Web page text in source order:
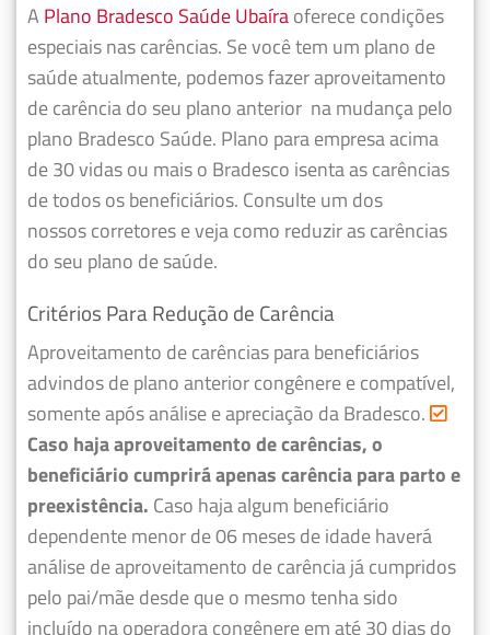
A Plano Bradesco Saúde Ubaíraoferece condições
especiais nas carências. Se você tem um plano de
saúde atualmente, podemos fazeraproveitamento
de carência do seu plano anterior na mudança pelo
plano Bradesco Saúde. Plano para empresa acima
de 30 vidas ou mais o Bradesco isenta as carências
de todos os beneficiários. Consulte um dos
nossos corretores e veja como reduzir as carências
do seu plano de saúde.
Critérios Para Redução de Carência
Aproveitamento de carências para beneficiários
advindos de plano anterior congênere e compatível,
somente após análise e apreciação da Bradesco.
Caso haja aproveitamento de carências, o
beneficiário cumprirá apenas carência para parto e
preexistência. Caso haja algum beneficiário
dependente menor de 06 meses de idade haverá
análise de aproveitamento de carência já cumpridos
pelo pai/mãe desde que o mesmo tenha sido
incluído na operadora congênere em até 30 dias do